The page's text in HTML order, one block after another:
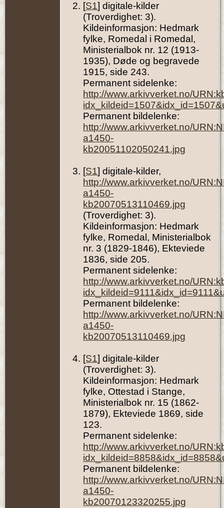
[S1] digitale-kilder
(Troverdighet: 3).
Kildeinformasjon: Hedmark
fylke, Romedal i Romedal,
Ministerialbok nr. 12 (1913-
1935), Døde og begravede
1915, side 243.
Permanent sidelenke:
http://www.arkivverket.no/
Permanent bildelenke:
http://www.arkivverket.no/
a1450-
kb20051102050241.jpg
[S1] digitale-kilder,
http://www.arkivverket.no/
a1450-
kb20070513110469.jpg
(Troverdighet: 3).
Kildeinformasjon: Hedmark
fylke, Romedal, Ministerialbok
nr. 3 (1829-1846), Ekteviede
1836, side 205.
Permanent sidelenke:
http://www.arkivverket.no/
Permanent bildelenke:
http://www.arkivverket.no/
a1450-
kb20070513110469.jpg
[S1] digitale-kilder
(Troverdighet: 3).
Kildeinformasjon: Hedmark
fylke, Ottestad i Stange,
Ministerialbok nr. 15 (1862-
1879), Ekteviede 1869, side
123.
Permanent sidelenke:
http://www.arkivverket.no/
Permanent bildelenke:
http://www.arkivverket.no/
a1450-
kb20070123320255.jpg